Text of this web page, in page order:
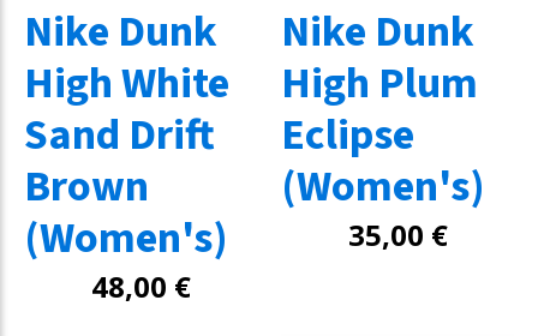
Nike Dunk
High White
Sand Drift
Brown
(Women's)
48,00 €
Nike Dunk
High Plum
Eclipse
(Women's)
35,00 €